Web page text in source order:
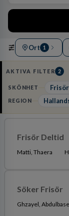
Ort 1
AKTIVA FILTER 2
SKÖNHET Frisör
REGION
Frisör Deltid
Matti, Thaera
Söker Frisör
Ghzayel,